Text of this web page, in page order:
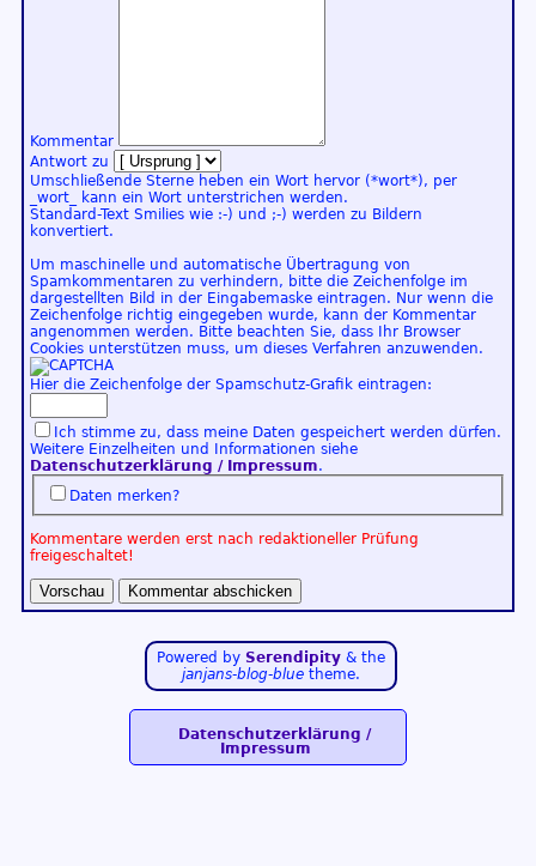
Kommentar
Antwort zu
Umschließende Sterne heben ein Wort hervor (*wort*), per
_wort_ kann ein Wort unterstrichen werden.
Standard-Text Smilies wie :-) und ;-) werden zu Bildern
konvertiert.
Um maschinelle und automatische Übertragung von
Spamkommentaren zu verhindern, bitte die Zeichenfolge im
dargestellten Bild in der Eingabemaske eintragen. Nur wenn die
Zeichenfolge richtig eingegeben wurde, kann der Kommentar
angenommen werden. Bitte beachten Sie, dass Ihr Browser
Cookies unterstützen muss, um dieses Verfahren anzuwenden.
Hier die Zeichenfolge der Spamschutz-Grafik eintragen:
Ich stimme zu, dass meine Daten gespeichert werden dürfen.
Weitere Einzelheiten und Informationen siehe
Datenschutzerklärung / Impressum.
Daten merken?
Kommentare werden erst nach redaktioneller Prüfung
freigeschaltet!
Powered by Serendipity & the
janjans-blog-blue theme.
Datenschutzerklärung /
Impressum